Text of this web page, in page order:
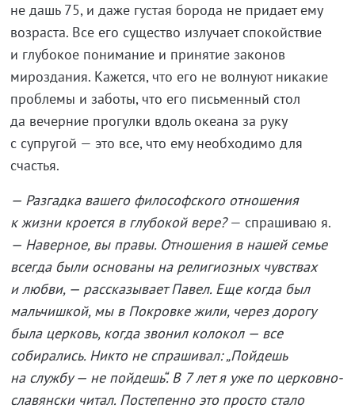
не дашь 75, и даже густая борода не придает ему
возраста. Все его существо излучает спокойствие
и глубокое понимание и принятие законов
мироздания. Кажется, что его не волнуют никакие
проблемы и заботы, что его письменный стол
да вечерние прогулки вдоль океана за руку
с супругой — это все, что ему необходимо для
счастья.
— Разгадка вашего философского отношения
к жизни кроется в глубокой вере?— спрашиваю я.
— Наверное, вы правы. Отношения в нашей семье
всегда были основаны на религиозных чувствах
и любви, — рассказывает Павел. Еще когда был
мальчишкой, мы в Покровке жили, через дорогу
была церковь, когда звонил колокол — все
собирались. Никто не спрашивал: „Пойдешь
на службу — не пойдешь“. В 7 лет я уже по церковно-
славянски читал. Постепенно это просто стало